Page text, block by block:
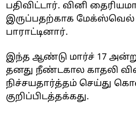
பதிவிட்டார். வினி
இருப்பதற்காக
பாராட்டினார்.
இந்த ஆண்டு மார்ச் 17
தனது நீண்டகால காதலி
நிச்சயதார்த்தம் செய்து
குறிப்பிடத்தக்கது.